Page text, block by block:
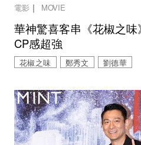
電影 ｜ MOVIE
華神驚喜客串《花椒之
CP感超強
花椒之味 鄭秀文 劉德華